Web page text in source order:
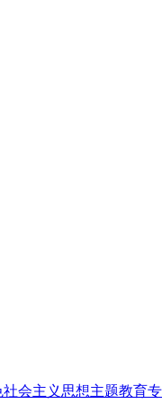
会主义思想主题教育